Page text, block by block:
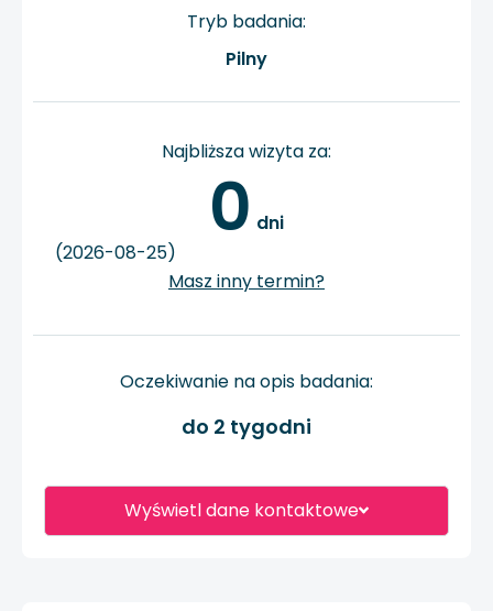
Wyświetl dane kontaktowe
Tryb badania:
Pilny
Najbliższa wizyta za:
0 dni
(2026-08-25)
Masz inny termin?
Oczekiwanie na opis badania:
do 2 tygodni